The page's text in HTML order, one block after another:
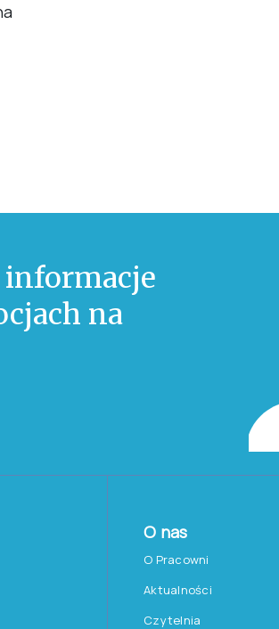
na
O nas
O Pracowni
Aktualności
Czytelnia